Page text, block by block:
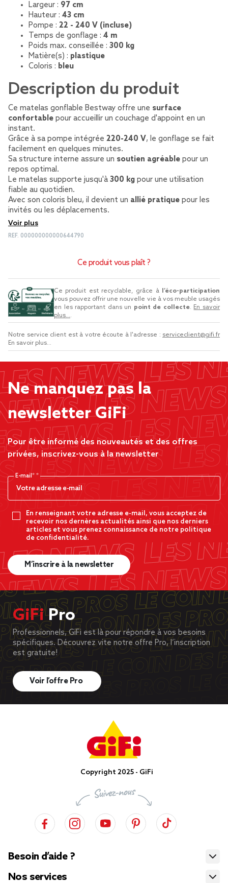
Largeur : 97 cm
Hauteur : 43 cm
Pompe : 22 - 240 V (incluse)
Temps de gonflage : 4 m
Poids max. conseillée : 300 kg
Matière(s) : plastique
Coloris : bleu
Description du produit
Ce matelas gonflable Bestway offre une surface
confortable pour accueillir un couchage d'appoint en un
instant.
Grâce à sa pompe intégrée 220-240 V, le gonflage se fait
facilement en quelques minutes.
Sa structure interne assure un soutien agréable pour un
repos optimal.
Le matelas supporte jusqu'à 300 kg pour une utilisation
fiable au quotidien.
Avec son coloris bleu, il devient un allié pratique pour les
invités ou les déplacements.
Voir plus
REF. 000000000000644790
Ce produit vous plaît ?
Ce produit est recyclable, grâce à
l’éco-participation
vous pouvez offrir une nouvelle vie à vos meuble usagés
en les rapportant dans un point de collecte. En savoir
plus....
Notre service client est à votre écoute à l'adresse : serviceclient@gifi.fr
En savoir plus...
Ne manquez pas la
newsletter GiFi
Pour être informé des nouveautés et des offres
privées, inscrivez-vous à la newsletter
E-mail*
En renseignant votre adresse e-mail, vous acceptez de
recevoir nos dernères actualités ainsi que nos derniers
articles et vous prenez connaissance de notre politique
de confidentialité.
M’inscrire à la newsletter
GiFiPro
Professionnels, GiFi est là pour répondre à vos besoins
spécifiques. Découvrez vite notre offre Pro, l’inscription
est gratuite!
Voir l’offre Pro
Copyright 2025 - GiFi
Besoin d’aide ?
Nos services